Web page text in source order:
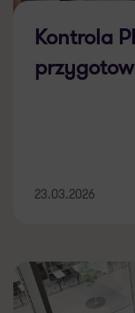
Kontrola
23.03.2026